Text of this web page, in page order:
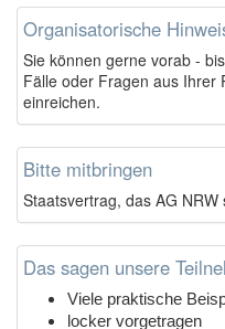
Organisatorische
Sie können gerne vorab -
Fälle oder Fragen aus Ihrer
einreichen.
Bitte mitbringen
Staatsvertrag, das AG
Das sagen unsere
Viele praktische
locker vorgetragen